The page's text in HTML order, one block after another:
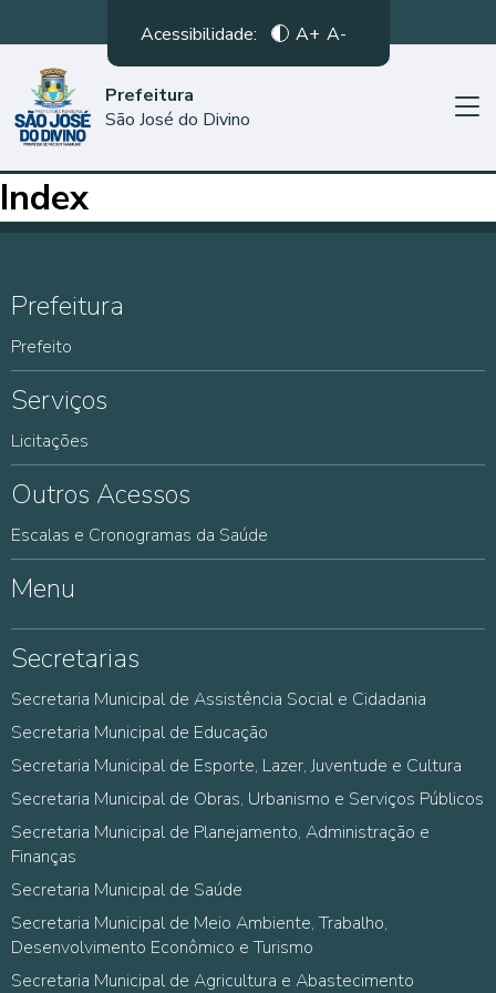
Acessibilidade: A+ A-
Prefeitura
São José do Divino
Index
Prefeitura
Prefeito
Serviços
Licitações
Outros Acessos
Escalas e Cronogramas da Saúde
Menu
Secretarias
Secretaria Municipal de Assistência Social e Cidadania
Secretaria Municipal de Educação
Secretaria Municipal de Esporte, Lazer, Juventude e Cultura
Secretaria Municipal de Obras, Urbanismo e Serviços Públicos
Secretaria Municipal de Planejamento, Administração e
Finanças
Secretaria Municipal de Saúde
Secretaria Municipal de Meio Ambiente, Trabalho,
Desenvolvimento Econômico e Turismo
Secretaria Municipal de Agricultura e Abastecimento